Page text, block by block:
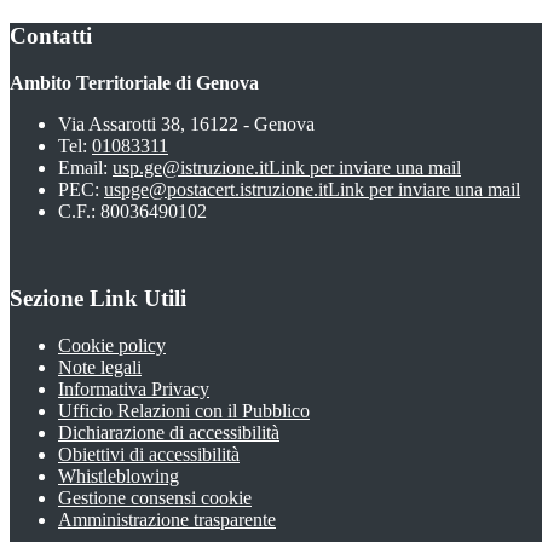
Contatti
Ambito Territoriale di Genova
Via Assarotti 38, 16122 - Genova
Tel: 01083311
Email: usp.ge@istruzione.itLink per inviare una mail
PEC: uspge@postacert.istruzione.itLink per inviare una mail
C.F.: 80036490102
Sezione Link Utili
Cookie policy
Note legali
Informativa Privacy
Ufficio Relazioni con il Pubblico
Dichiarazione di accessibilità
Obiettivi di accessibilità
Whistleblowing
Gestione consensi cookie
Amministrazione trasparente